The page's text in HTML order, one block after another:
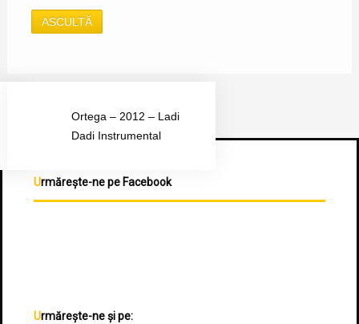
ASCULTĂ
Ortega – 2012 – Ladi
Dadi Instrumental
Urmărește-ne pe Facebook
Urmărește-ne și pe: